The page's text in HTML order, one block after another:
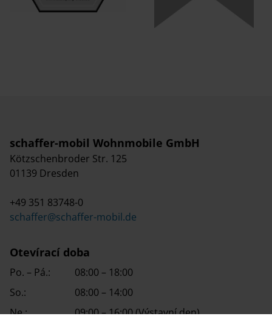
schaffer-mobil Wohnmobile GmbH
Kötzschenbroder Str. 125
01139 Dresden
+49 351 83748-0
schaffer@schaffer-mobil.de
Otevírací doba
Po. – Pá.:
08:00 – 18:00
So.:
08:00 – 14:00
Ne.:
09:00 – 16:00 (Výstavní den)